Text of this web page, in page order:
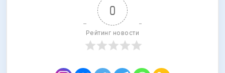
0
Рейтинг новости